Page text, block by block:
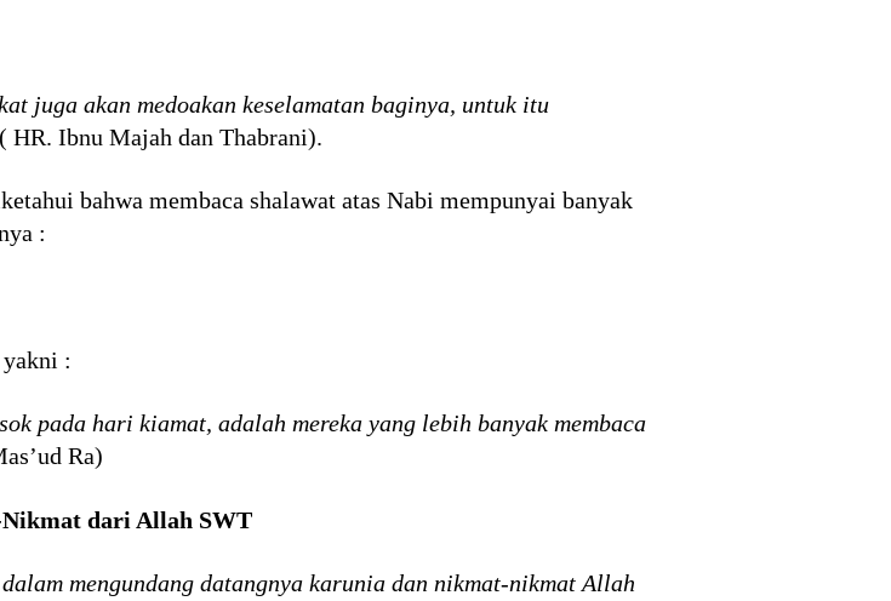
juga akan medoakan keselamatan baginya, untuk itu
( HR. Ibnu Majah dan Thabrani).
bahwa membaca shalawat atas Nabi mempunyai banyak
:
:
pada hari kiamat, adalah mereka yang lebih banyak membaca
Ra)
dari Allah SWT
mengundang datangnya karunia dan nikmat-nikmat Allah